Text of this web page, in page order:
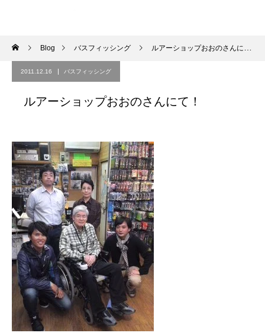
Blog バスフィッシング ルアーショップおおのさんにて！
2011.12.16 バスフィッシング
ルアーショップおおのさんにて！